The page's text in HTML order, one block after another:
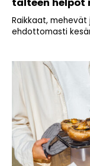
Raikkaat,
ehdottomasti